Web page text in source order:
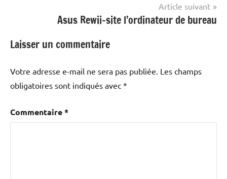
Article suivant
Asus Rewii-site l’ordinateur de bureau
Laisser un commentaire
Votre adresse e-mail ne sera pas publiée. Les champs
obligatoires sont indiqués avec *
Commentaire*